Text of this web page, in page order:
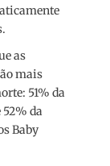
as
mais
51% da
da
Baby